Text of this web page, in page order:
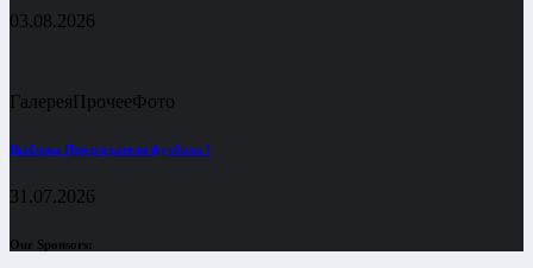
03.08.2026
ГалереяПрочееФото
Выборы Председателя футбола !
31.07.2026
Our Sponsors: